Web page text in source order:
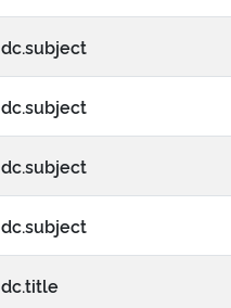
dc.subject
dc.subject
dc.subject
dc.subject
dc.title